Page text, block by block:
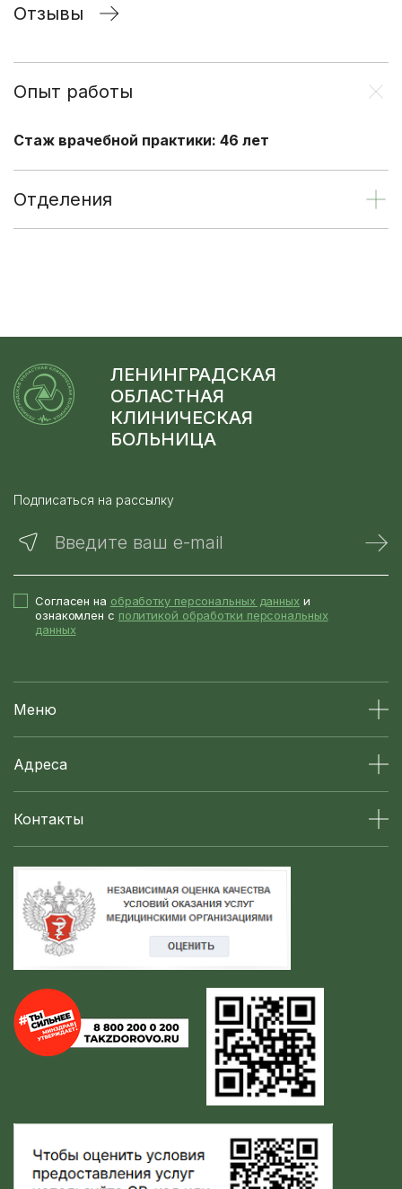
Отзывы
Опыт работы
Стаж врачебной практики: 46 лет
Отделения
ЛЕНИНГРАДСКАЯ
ОБЛАСТНАЯ
КЛИНИЧЕСКАЯ
БОЛЬНИЦА
Подписаться на рассылку
Введите ваш e-mail
Согласен на обработку персональных данных и
ознакомлен с политикой обработки персональных
данных
Меню
Адреса
Контакты